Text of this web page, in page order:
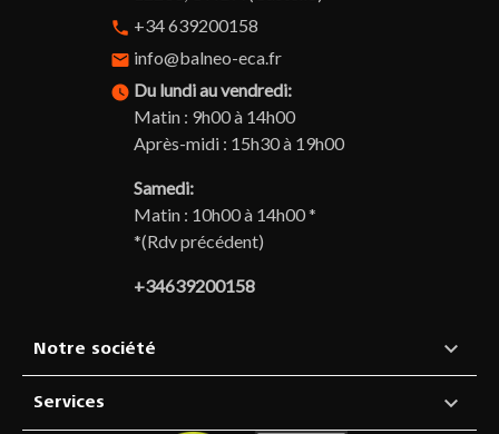
phone +34 639200158
email info@balneo-eca.fr
watch_later Du lundi au vendredi:
Matin : 9h00 à 14h00
Après-midi : 15h30 à 19h00
Samedi:
Matin : 10h00 à 14h00 *
*(Rdv précédent)
+34639200158
Notre société 
Services 